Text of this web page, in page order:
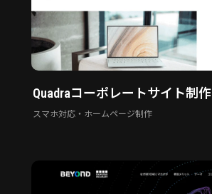
Quadraコーポレートサイト制作
スマホ対応・ホームページ制作